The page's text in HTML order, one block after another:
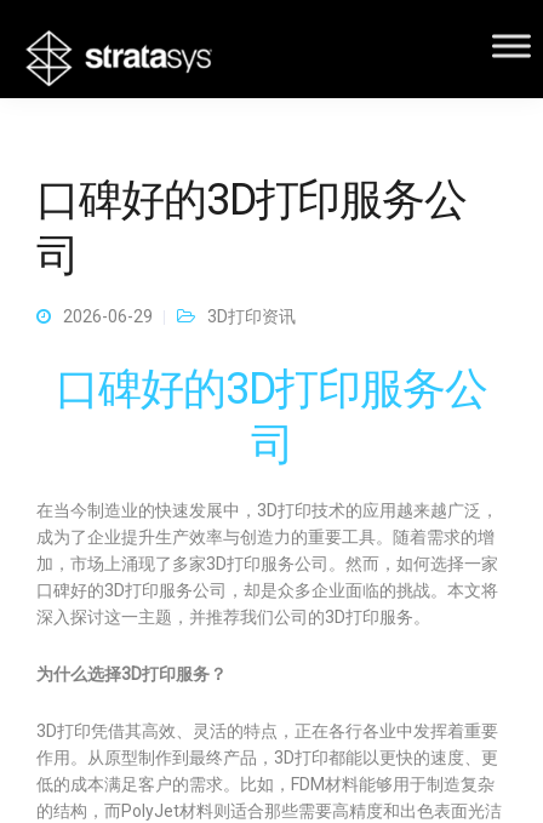
口碑好的3D打印服务公
司
2026-06-29 3D打印资讯
口碑好的3D打印服务公
司
在当今制造业的快速发展中，3D打印技术的应用越来越广泛，
成为了企业提升生产效率与创造力的重要工具。随着需求的增
加，市场上涌现了多家3D打印服务公司。然而，如何选择一家
口碑好的3D打印服务公司，却是众多企业面临的挑战。本文将
深入探讨这一主题，并推荐我们公司的3D打印服务。
为什么选择3D打印服务？
3D打印凭借其高效、灵活的特点，正在各行各业中发挥着重要
作用。从原型制作到最终产品，3D打印都能以更快的速度、更
低的成本满足客户的需求。比如，FDM材料能够用于制造复杂
的结构，而PolyJet材料则适合那些需要高精度和出色表面光洁